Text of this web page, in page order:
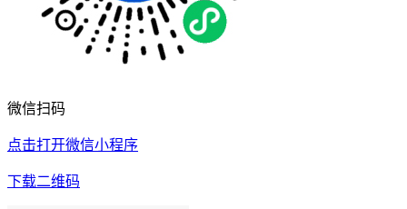
微信扫码
点击打开微信小程序
下载二维码